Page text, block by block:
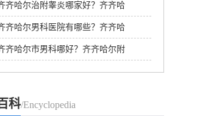
齐哈尔治附睾炎哪家好？齐齐哈
附大男科医院
齐哈尔男科医院有哪些？齐齐哈
附大男科医院口碑如何
齐哈尔市男科哪好？齐齐哈尔附
男科医院
科/Encyclopedia